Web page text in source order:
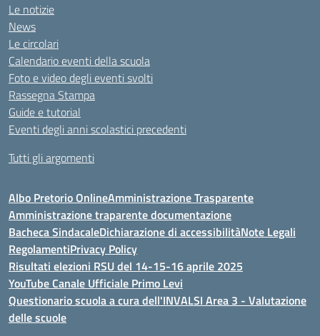
Le notizie
News
Le circolari
Calendario eventi della scuola
Foto e video degli eventi svolti
Rassegna Stampa
Guide e tutorial
Eventi degli anni scolastici precedenti
Tutti gli argomenti
Albo Pretorio OnlineAmministrazione Trasparente
Amministrazione traparente documentazione
Bacheca SindacaleDichiarazione di accessibilitàNote Legali
RegolamentiPrivacy Policy
Risultati elezioni RSU del 14-15-16 aprile 2025
YouTube Canale Ufficiale Primo Levi
Questionario scuola a cura dell'INVALSI Area 3 - Valutazione
delle scuole